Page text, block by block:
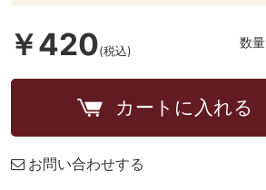
￥420(税込)
数量
カートに入れる
お問い合わせする